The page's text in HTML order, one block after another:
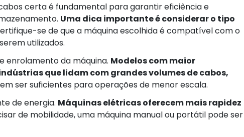
certa é fundamental para garantir eficiência e
Uma dica importante é considerar o tipo
se de que a máquina escolhida é compatível com o
utilizados.
enrolamento da máquina. Modelos com maior
que lidam com grandes volumes de cabos,
ser suficientes para operações de menor escala.
de energia. Máquinas elétricas oferecem mais rapidez
de mobilidade, uma máquina manual ou portátil pode ser